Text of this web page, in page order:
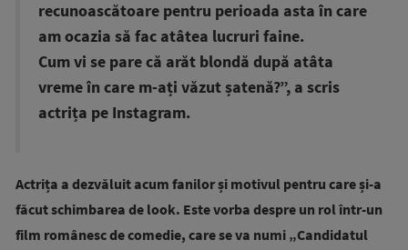
recunoascătoare pentru perioada asta în care
am ocazia să fac atâtea lucruri faine.
Cum vi se pare că arăt blondă după atâta
vreme în care m-ați văzut șatenă?”, a scris
actrița pe Instagram.
Actrița a dezvăluit acum fanilor și motivul pentru care și-a
făcut schimbarea de look. Este vorba despre un rol într-un
film românesc de comedie, care se va numi „Candidatul